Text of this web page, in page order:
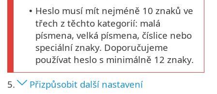
• Heslo musí mít nejméně 10 znaků ve
třech z těchto kategorií: malá
písmena, velká písmena, číslice nebo
speciální znaky. Doporučujeme
používat heslo s minimálně 12 znaky.
5.
Přizpůsobit další nastavení